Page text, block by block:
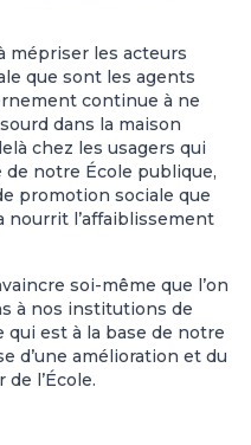
mépriser les acteurs
que sont les agents
continue à ne
dans la maison
chez les usagers qui
notre École publique,
promotion sociale que
nourrit l’affaiblissement
soi-même que l’on
à nos institutions de
qui est à la base de notre
d’une amélioration et du
l’École.